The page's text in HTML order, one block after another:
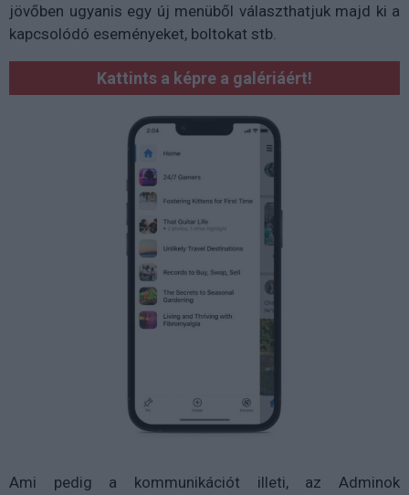
jövőben ugyanis egy új menüből választhatjuk majd ki a
kapcsolódó eseményeket, boltokat stb.
Kattints a képre a galériáért!
Ami pedig a kommunikációt illeti, az Adminok